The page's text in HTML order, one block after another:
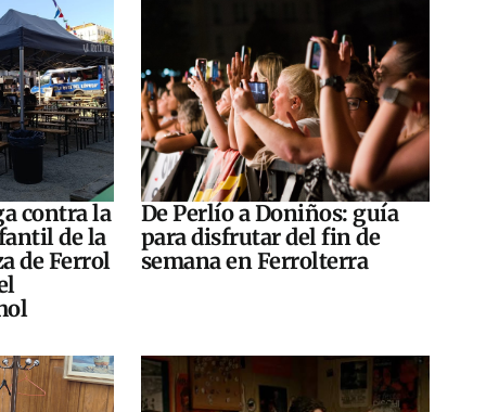
contra la
de la
de Ferrol
De Perlío a Doniños: guía
para disfrutar del fin de
semana en Ferrolterra